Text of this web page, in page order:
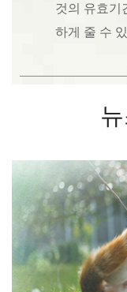
것의 유효기
하게 줄 수